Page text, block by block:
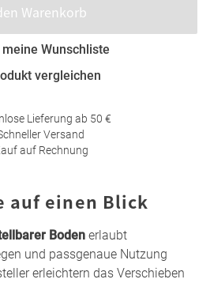
Warenkorb
Wunschliste
vergleichen
Lieferung ab 50 €
Versand
auf Rechnung
auf einen Blick
Boden erlaubt
und passgenaue Nutzung
erleichtern das Verschieben